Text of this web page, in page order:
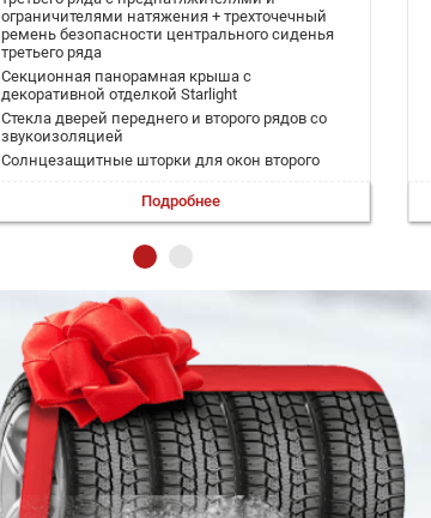
ограничителями натяжения + трехточечный
ремень безопасности центрального сиденья
третьего ряда
Секционная панорамная крыша с
декоративной отделкой Starlight
Стекла дверей переднего и второго рядов со
звукоизоляцией
Солнцезащитные шторки для окон второго
Особый внутренний дизайн
Система ароматизации
Система автоматической парковки в
автономном режиме (FAPA)
Подголовники передних сидений с ручной
регулировкой в 4 направлениях
Откидные столики для сидений второго ряда
(2 шт.)
Кнопка «Босс» на спинке сиденья переднего
пассажира
Электропривод регулировки положения
сидений второго ряда в 2 направлениях
(вперед и назад) + электропривод регулировки
положения спинки сидений в 2 направлениях
+ электропривод регулировки положения
подножки в 4 направлениях
Подробнее